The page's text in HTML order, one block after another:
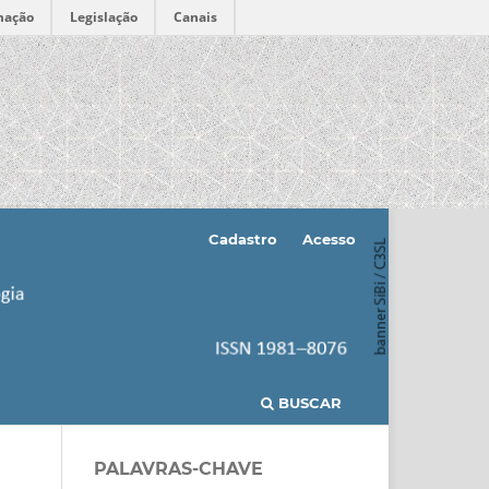
Legislação Canais
BUSCAR
Cadastro Acesso
PALAVRAS-CHAVE